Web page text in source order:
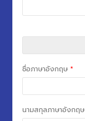
ชื่อภาษาอังกฤษ *
นามสกุลภาษาอังกฤษ